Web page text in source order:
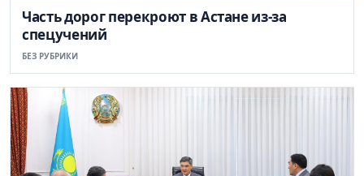
Часть дорог перекроют в Астане из-за
спецучений
БЕЗ РУБРИКИ